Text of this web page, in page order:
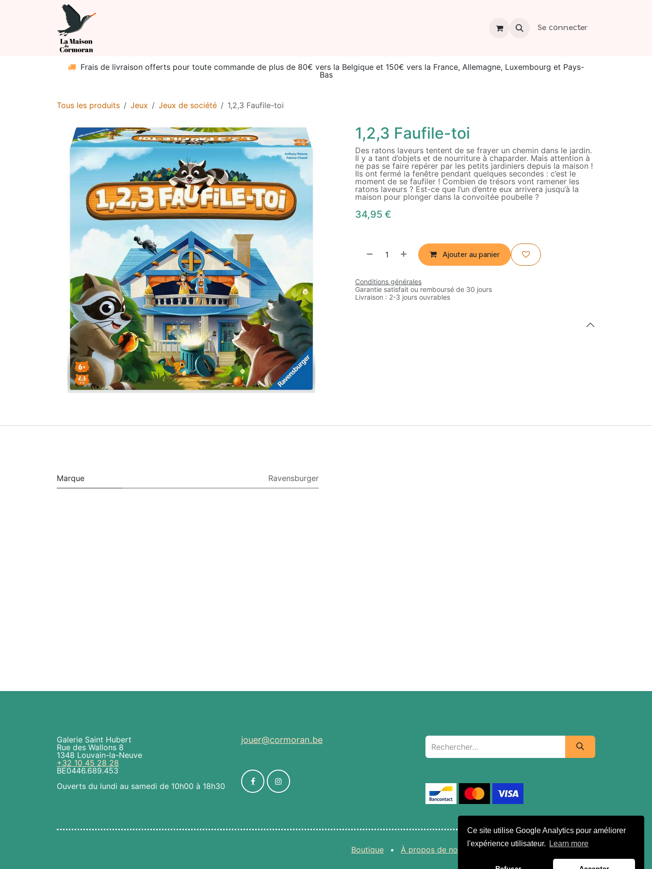
Ce site utilise Google Analytics pour améliorer
l'expérience utilisateur.
Learn more
Se rendre au contenu
Se connecter
Frais de livraison offerts pour toute commande de plus de 80€ vers la Belgique et 150€ vers la France, Allemagne, Luxembourg et Pays-
Bas
Tous les produits Jeux Jeux de société 1,2,3 Faufile-toi
1,2,3 Faufile-toi
Des ratons laveurs tentent de se frayer un chemin dans le jardin.
Il y a tant d’objets et de nourriture à chaparder. Mais attention à
ne pas se faire repérer par les petits jardiniers depuis la maison !
Ils ont fermé la fenêtre pendant quelques secondes : c’est le
moment de se faufiler ! Combien de trésors vont ramener les
ratons laveurs ? Est-ce que l’un d’entre eux arrivera jusqu’à la
maison pour plonger dans la convoitée poubelle ?
34,95 €
Ajouter au panier
Conditions générales
Garantie satisfait ou remboursé de 30 jours
Livraison : 2-3 jours ouvrables
Marque Ravensburger
Galerie Saint Hubert
Rue des Wallons 8
1348 Louvain-la-Neuve
+32 10 45 28 28
BE0446.689.453
Ouverts du lundi au samedi de 10h00 à 18h30
jouer@cormoran.be
Boutique • À propos de nous Conditions générales de vente